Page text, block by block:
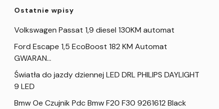
Ostatnie wpisy
Volkswagen Passat 1,9 diesel 130KM automat
Ford Escape 1,5 EcoBoost 182 KM Automat
GWARAN…
Światła do jazdy dziennej LED DRL PHILIPS DAYLIGHT
9 LED
Bmw Oe Czujnik Pdc Bmw F20 F30 9261612 Black